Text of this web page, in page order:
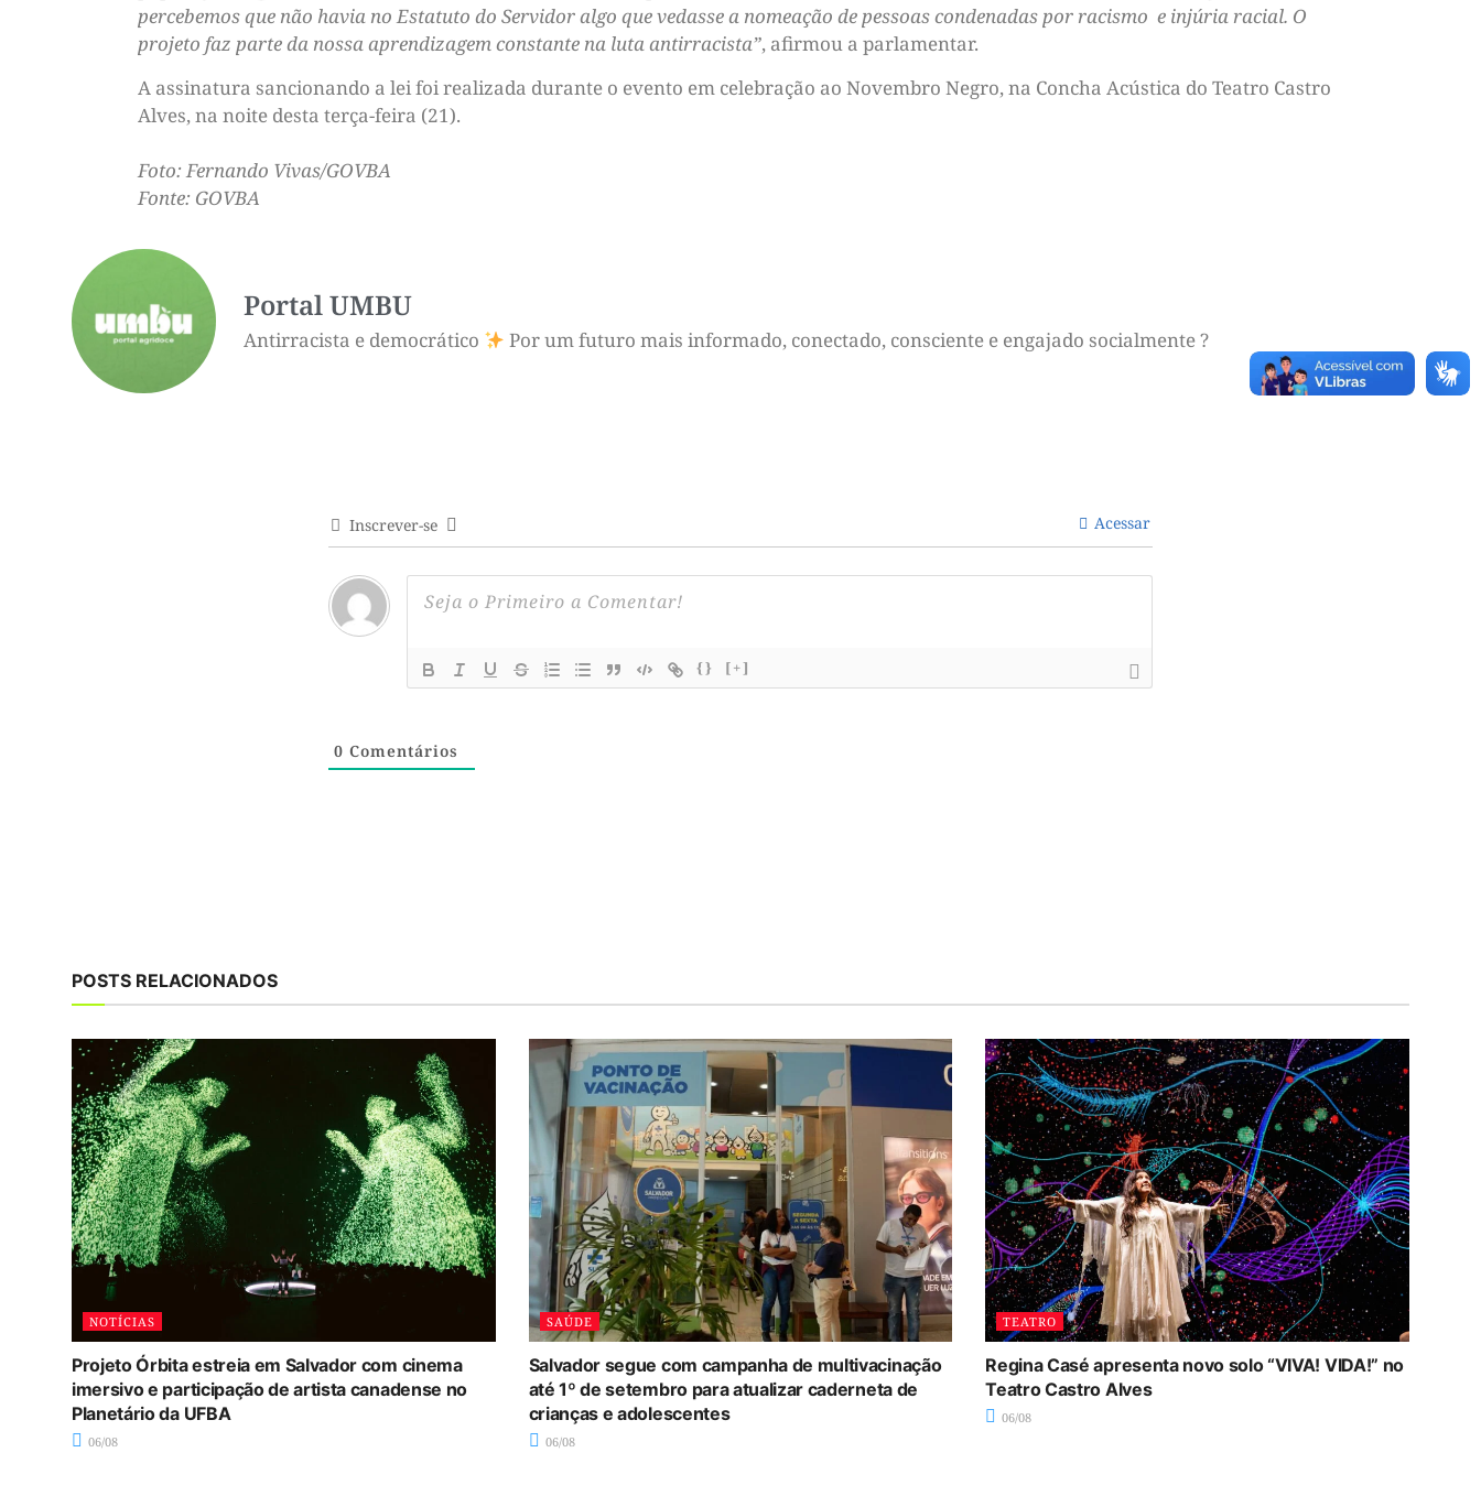
percebemos que não havia no Estatuto do Servidor algo que vedasse a nomeação de pessoas condenadas por racismo e injúria racial. O
projeto faz parte da nossa aprendizagem constante na luta antirracista”, afirmou a parlamentar.
A assinatura sancionando a lei foi realizada durante o evento em celebração ao Novembro Negro, na Concha Acústica do Teatro Castro
Alves, na noite desta terça-feira (21).
Foto: Fernando Vivas/GOVBA
Fonte: GOVBA
Portal UMBU
Antirracista e democrático Por um futuro mais informado, conectado, consciente e engajado socialmente ?
Inscrever-se Acessar
{} [+]
0 Comentários
POSTS RELACIONADOS
NOTÍCIAS
Projeto Órbita estreia em Salvador com cinema
imersivo e participação de artista canadense no
Planetário da UFBA
06/08
SAÚDE
Salvador segue com campanha de multivacinação
até 1º de setembro para atualizar caderneta de
crianças e adolescentes
06/08
TEATRO
Regina Casé apresenta novo solo “VIVA! VIDA!” no
Teatro Castro Alves
06/08